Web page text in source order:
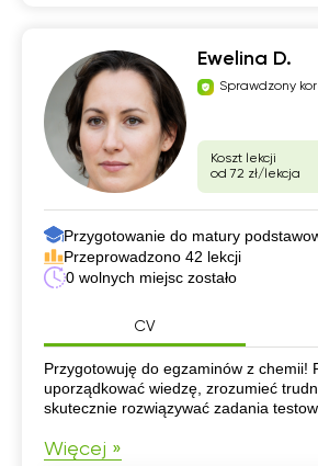
Ewelina D.
Sprawdzony
Koszt lekcji
od 72 zł/lekcja
Przygotowanie do matury
Przeprowadzono 42 lekcji
0 wolnych miejsc zostało
CV
CV
Przygotowuję do egzaminów z chemii!
uporządkować wiedzę, zrozumieć
skutecznie rozwiązywać zadania
Więcej »